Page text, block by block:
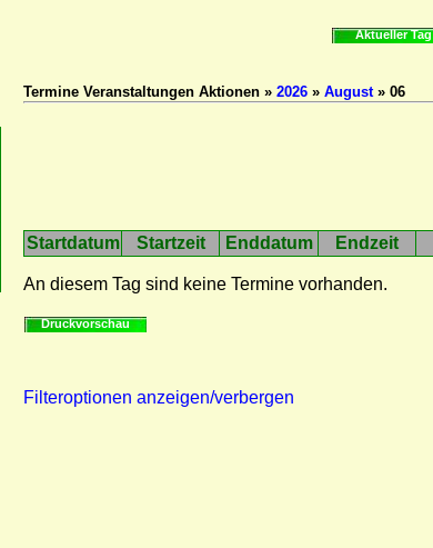
Aktueller Tag
Termine Veranstaltungen Aktionen » 2026 » August» 06
Startdatum Startzeit Enddatum Endzeit
An diesem Tag sind keine Termine vorhanden.
Druckvorschau
Filteroptionen anzeigen/verbergen